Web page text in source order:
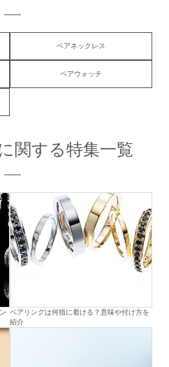
ペアネックレス
ペアウォッチ
関する特集一覧
ペアリングは何指に着ける？意味や付け方を
紹介